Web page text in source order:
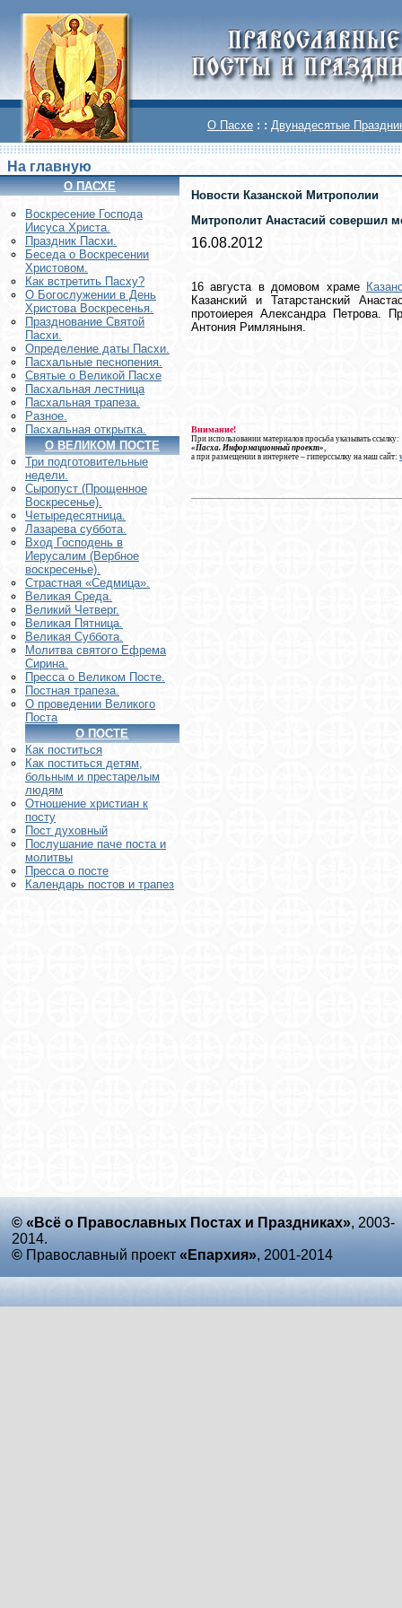
О Пасхе : : Двунадесятые
На главную
О ПАСХЕ
Воскреcение Господа
Иисуса Христа.
Праздник Пасхи.
Беседа о Воскресении
Христовом.
Как встретить Пасху?
О Богослужении в День
Христова Воскресенья.
Празднование Святой
Пасхи.
Определение даты Пасхи.
Пасхальные песнопения.
Святые о Великой Пасхе
Пасхальная лестница
Пасхальная трапеза.
Разное.
Пасхальная открытка.
О ВЕЛИКОМ ПОСТЕ
Три подготовительные
недели.
Сыропуст (Прощенное
Воскресенье).
Четыредесятница.
Лазарева суббота.
Вход Господень в
Иерусалим (Вербное
воскресенье).
Страстная «Седмица».
Великая Среда.
Великий Четверг.
Великая Пятница.
Великая Суббота.
Молитва святого Ефрема
Сирина.
Пресса о Великом Посте.
Постная трапеза.
О проведении Великого
Поста
О ПОСТЕ
Как поститься
Как поститься детям,
больным и престарелым
людям
Отношение христиан к
посту
Пост духовный
Послушание паче поста и
молитвы
Пресса о посте
Календарь постов и трапез
Новости Казанской Митрополии
Митрополит Анастасий совершил
16.08.2012
16 августа в домовом храме
Казанский и Татарстанский
протоиерея Александра Петрова.
Антония Римляныня.
Внимание!
При использовании материалов просьба указывать ссылку:
«Пасха. Информационный проект»
а при размещении в интернете – гиперссылку на наш сайт:
© «Всё о Православных Постах и Праздниках», 2003-
2014.
© Православный проект «Епархия», 2001-2014